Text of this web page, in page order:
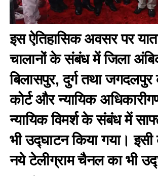
इस ऐतिहासिक अवसर पर
चालानों के संबंध में जिला
बिलासपुर, दुर्ग तथा
कोर्ट और न्यायिक
न्यायिक विमर्श के संबंध में
भी उद्घाटन किया गया।
नये टेलीग्राम चैनल का भी